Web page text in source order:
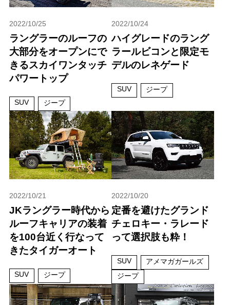
2022/10/25
ラングラーのルーフの
大部分をオープンにで
きるスカイワンタッチ
パワートップ
SUV ジープ
2022/10/24
ハイグレードのラング
ラールビコンと限定モ
デルのレネゲード
SUV ジープ
2022/10/21
JKラングラー時代から
ルーフキャリアの装着
を100台近く行なって
きたタイガーオート
SUV ジープ
2022/10/20
定番を避けたグランド
チェロキー・ラレード
って選択肢も粋！
SUV
アメマガガールズ
ジープ